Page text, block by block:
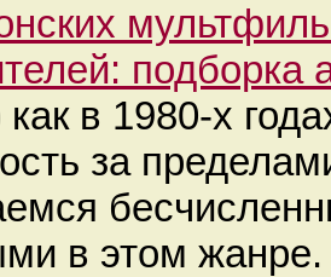
подборка
в 1980-х
за
в этом жанре.